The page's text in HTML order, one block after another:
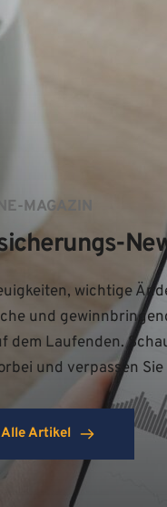
MAGAZIN
wichtige
und
dem Laufenden.
und verpassen
Alle Artikel